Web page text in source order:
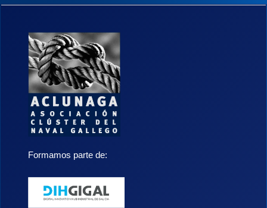
Formamos parte de: